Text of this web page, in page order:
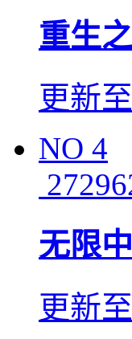
重生
更新
NO 4
无限
更新